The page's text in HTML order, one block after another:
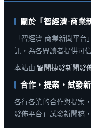
關於「智經濟-商業
「智經濟-商業新聞平
訊，為各界讀者提供可
本站由 智聞捷發新聞發
合作・提案・試發
各行各業的合作與提案
發佈平台」試發新聞稿